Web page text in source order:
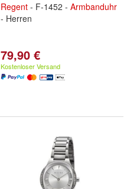
Regent - F-1452 - Armbanduhr
- Herren
79,90 €
Kostenloser Versand